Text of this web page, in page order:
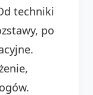
techniki
po